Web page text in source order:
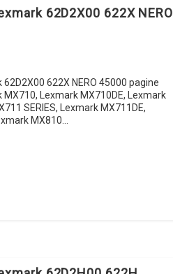
62D2X00 622X NERO
622X NERO 45000 pagine
Lexmark MX710DE, Lexmark
SERIES, Lexmark MX711DE,
MX810…